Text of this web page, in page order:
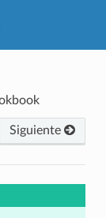
Siguiente